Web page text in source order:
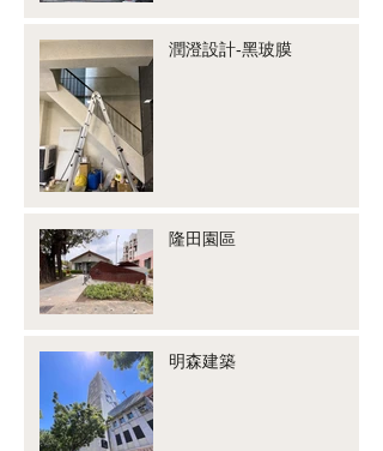
潤澄設計-黑玻膜
隆田園區
明森建築